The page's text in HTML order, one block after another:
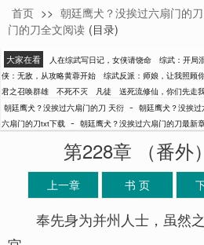
天衍
首页 >> 朝廷鹰犬？没挨过六扇门的刀
门的刀全文阅读 (目录)
大家在看 人在综武写日记，女侠请饶命 综武：开局
侠：无敌，从攻略黄蓉开始
综武反派：师娘，让我照顾
君之召唤群雄
不死不灭 凡徒
送死流修仙，你们先走
朝廷鹰犬？没挨过六扇门的刀 天衍 - 朝廷鹰犬？没挨
六扇门的刀txt下载 - 朝廷鹰犬？没挨过六扇门的刀最新
第228章 （番外
上一章 书 页
奉先身为并州人士，虽然